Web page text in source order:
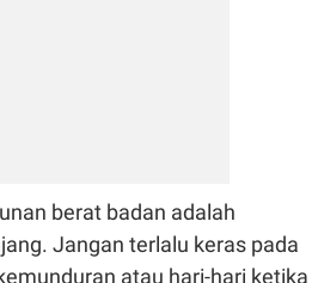
berat badan adalah
Jangan terlalu keras pada
atau hari-hari ketika